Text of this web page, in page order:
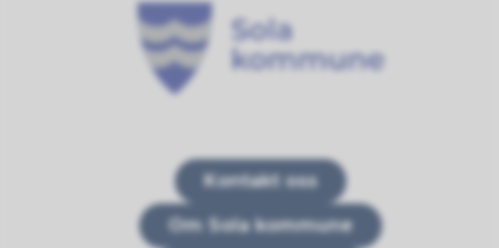
Kontakt oss
Om Sola kommune